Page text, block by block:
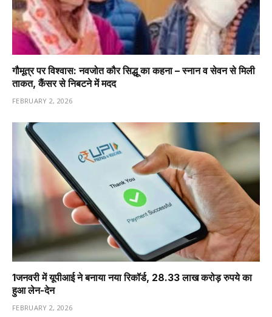
गौमूत्र पर विश्वास: नवजोत कौर सिद्धू का कहना – स्नान व सेवन से मिली
ताकत, कैंसर से निबटने में मदद
FEBRUARY 2, 2026
1️जनवरी में यूपीआई ने बनाया नया रिकॉर्ड, 28.33 लाख करोड़ रुपये का
हुआ लेन-देन
FEBRUARY 2, 2026